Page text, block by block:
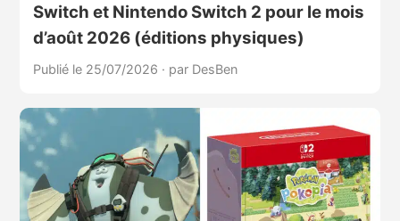
Switch et Nintendo Switch 2 pour le mois
d’août 2026 (éditions physiques)
Publié le 25/07/2026 · par DesBen